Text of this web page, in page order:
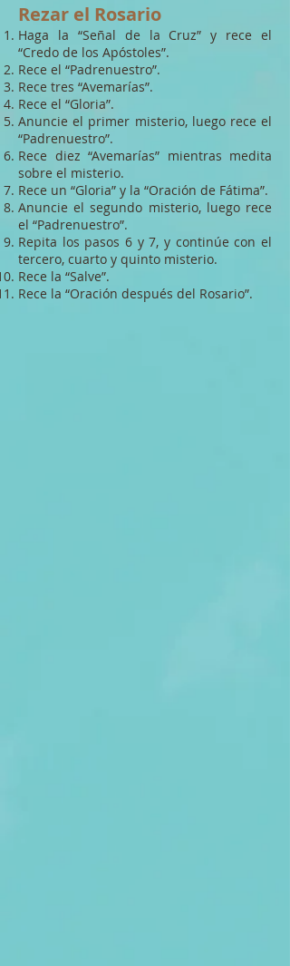
Rezar el Rosario
Haga la “Señal de la Cruz” y rece el
“Credo de los Apóstoles”.
Rece el “Padrenuestro”.
Rece tres “Avemarías”.
Rece el “Gloria”.
Anuncie el primer misterio, luego rece el
“Padrenuestro”.
Rece diez “Avemarías” mientras medita
sobre el misterio.
Rece un “Gloria” y la “Oración de Fátima”.
Anuncie el segundo misterio, luego rece
el “Padrenuestro”.
Repita los pasos 6 y 7, y continúe con el
tercero, cuarto y quinto misterio.
Rece la “Salve”.
Rece la “Oración después del Rosario”.